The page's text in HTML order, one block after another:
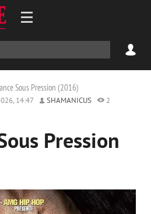
Sous Pression (2016)
14:47 SHAMANICUS
2
Pression